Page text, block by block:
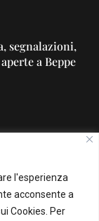
l'esperienza
acconsente a
Cookies. Per
segnalazioni,
a Beppe
PUBBLICITA'
su questo Blog: